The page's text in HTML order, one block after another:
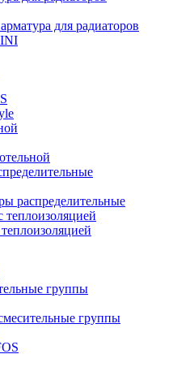
для радиаторов
распределительные
теплоизоляцией
группы
группы